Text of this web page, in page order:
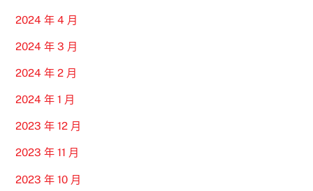
2024 年 4 月
2024 年 3 月
2024 年 2 月
2024 年 1 月
2023 年 12 月
2023 年 11 月
2023 年 10 月